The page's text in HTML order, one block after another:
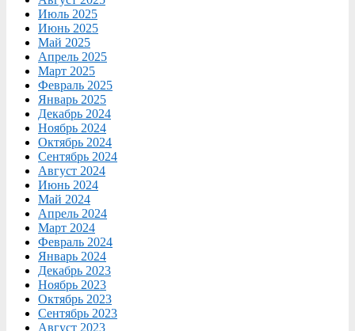
Июль 2025
Июнь 2025
Май 2025
Апрель 2025
Март 2025
Февраль 2025
Январь 2025
Декабрь 2024
Ноябрь 2024
Октябрь 2024
Сентябрь 2024
Август 2024
Июнь 2024
Май 2024
Апрель 2024
Март 2024
Февраль 2024
Январь 2024
Декабрь 2023
Ноябрь 2023
Октябрь 2023
Сентябрь 2023
Август 2023